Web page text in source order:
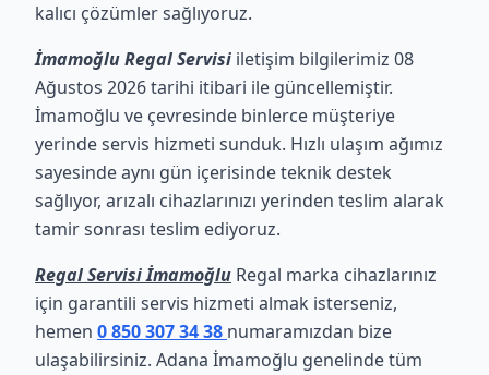
kalıcı çözümler sağlıyoruz.
İmamoğlu Regal Servisi iletişim bilgilerimiz 08
Ağustos 2026 tarihi itibari ile güncellemiştir.
İmamoğlu ve çevresinde binlerce müşteriye
yerinde servis hizmeti sunduk. Hızlı ulaşım ağımız
sayesinde aynı gün içerisinde teknik destek
sağlıyor, arızalı cihazlarınızı yerinden teslim alarak
tamir sonrası teslim ediyoruz.
Regal Servisi İmamoğlu Regal marka cihazlarınız
için garantili servis hizmeti almak isterseniz,
hemen 0 850 307 34 38 numaramızdan bize
ulaşabilirsiniz. Adana İmamoğlu genelinde tüm